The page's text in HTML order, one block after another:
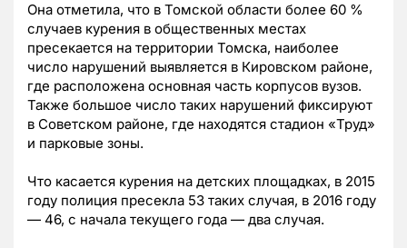
Она отметила, что в Томской области более 60 %
случаев курения в общественных местах
пресекается на территории Томска, наиболее
число нарушений выявляется в Кировском районе,
где расположена основная часть корпусов вузов.
Также большое число таких нарушений фиксируют
в Советском районе, где находятся стадион «Труд»
и парковые зоны.
Что касается курения на детских площадках, в 2015
году полиция пресекла 53 таких случая, в 2016 году
— 46, с начала текущего года — два случая.